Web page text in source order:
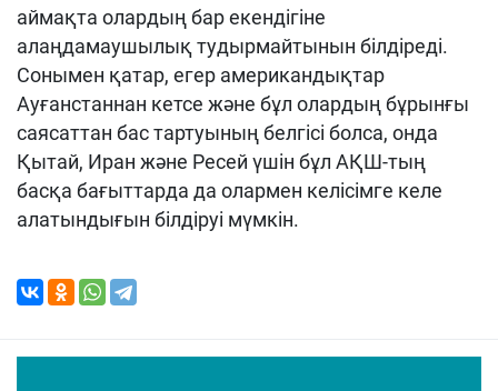
аймақта олардың бар екендігіне
алаңдамаушылық тудырмайтынын білдіреді.
Сонымен қатар, егер американдықтар
Ауғанстаннан кетсе және бұл олардың бұрынғы
саясаттан бас тартуының белгісі болса, онда
Қытай, Иран және Ресей үшін бұл АҚШ-тың
басқа бағыттарда да олармен келісімге келе
алатындығын білдіруі мүмкін.